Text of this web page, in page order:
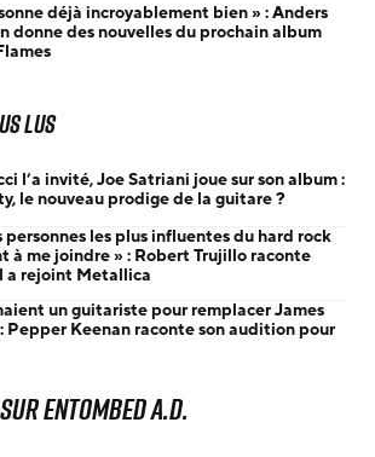
déjà incroyablement bien » : Anders
donne des nouvelles du prochain album
lus
l’a invité, Joe Satriani joue sur son album :
le nouveau prodige de la guitare ?
personnes les plus influentes du hard rock
à me joindre » : Robert Trujillo raconte
a rejoint Metallica
un guitariste pour remplacer James
Pepper Keenan raconte son audition pour
Entombed A.D.